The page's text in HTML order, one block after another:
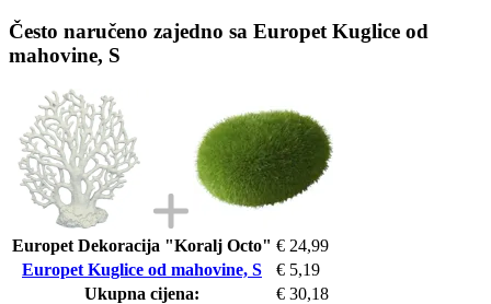
Često naručeno zajedno sa Europet Kuglice od
mahovine, S
Europet Dekoracija "Koralj Octo" € 24,99
Europet Kuglice od mahovine, S
€ 5,19
Ukupna cijena:
€ 30,18